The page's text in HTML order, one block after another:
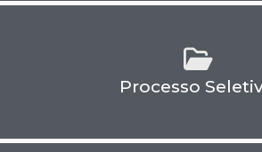
Processo